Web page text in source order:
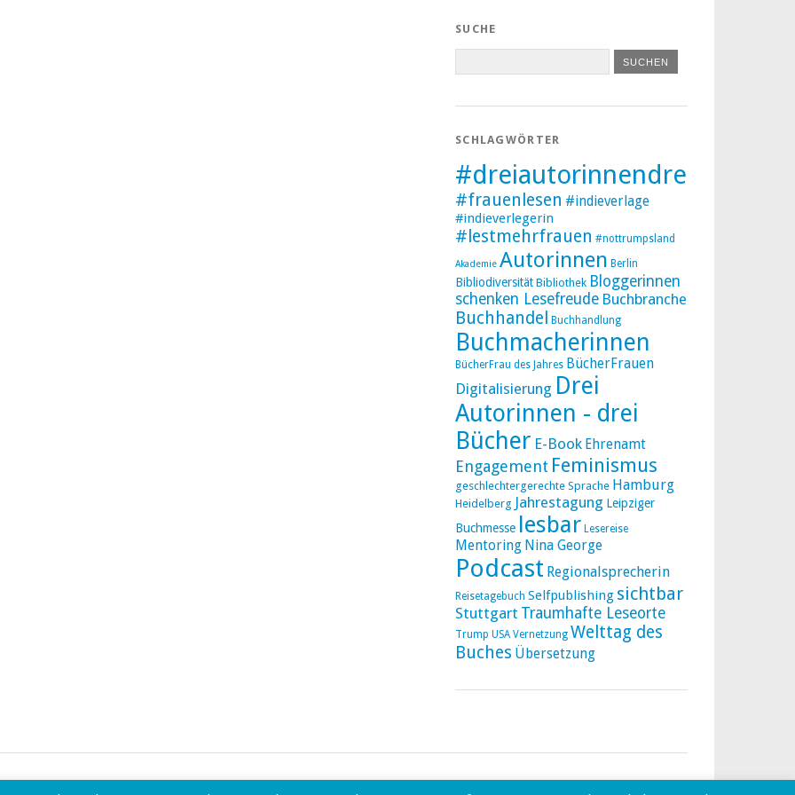
SUCHE
SCHLAGWÖRTER
#dreiautorinnendreibücher
#frauenlesen #indieverlage
#indieverlegerin
#lestmehrfrauen #nottrumpsland
Akademie Autorinnen Berlin
Bibliodiversität Bibliothek Bloggerinnen
schenken Lesefreude Buchbranche
Buchhandel Buchhandlung
Buchmacherinnen
BücherFrau des Jahres BücherFrauen
Digitalisierung Drei
Autorinnen - drei
Bücher E-Book Ehrenamt
Engagement Feminismus
geschlechtergerechte Sprache Hamburg
Heidelberg Jahrestagung Leipziger
Buchmesse lesbar Lesereise
Mentoring Nina George
Podcast Regionalsprecherin
Reisetagebuch Selfpublishing sichtbar
Stuttgart Traumhafte Leseorte
Trump USA Vernetzung Welttag des
Buches Übersetzung